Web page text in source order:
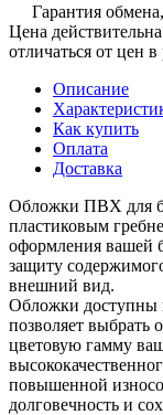
Гарантия
Цена
отличаться от цен
Описание
Как купить
Оплата
Доставка
Обложки ПВХ для
пластиковым
оформления вашей
защиту
внешний вид.
Обложки доступны
позволяет выбрать
цветовую гамму
повышенной
долговечность и